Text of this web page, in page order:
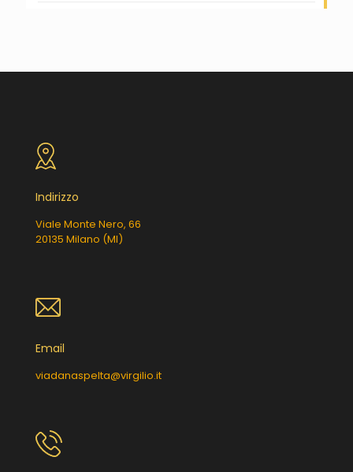
Indirizzo
Viale Monte Nero, 66
20135 Milano (MI)
Email
viadanaspelta@virgilio.it